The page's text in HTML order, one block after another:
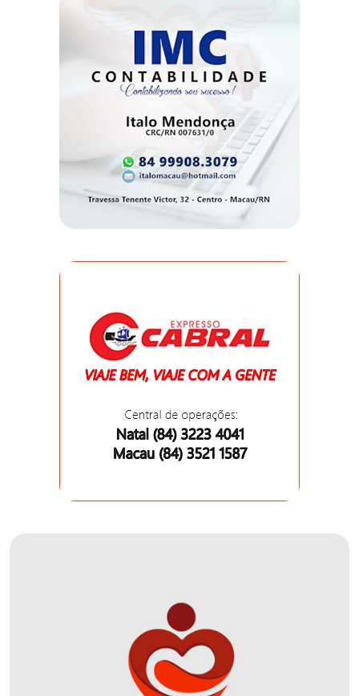
MUNDO
VIVAS!
CORRIDA
ROSA
CURSINHO
PREPARATÓRIO
DEMISSÕES
DESENVOLVIMENTO